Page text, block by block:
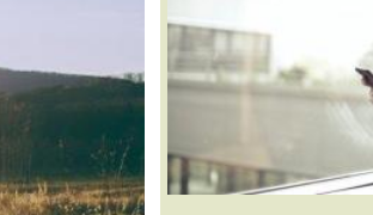
keresek Partnernek!
Napilapunk felületeinek az értékesítésére keresünk